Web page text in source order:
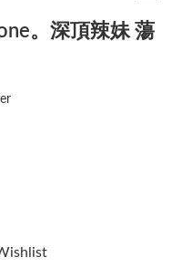
。深頂辣妹 蕩